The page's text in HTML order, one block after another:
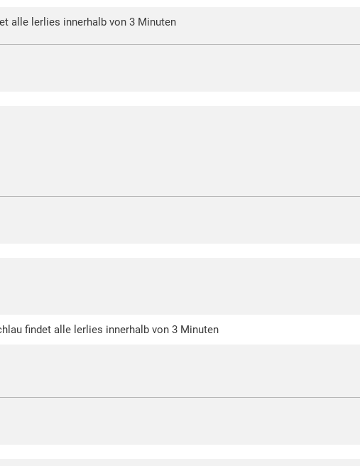
alle lerlies innerhalb von 3 Minuten
findet alle lerlies innerhalb von 3 Minuten